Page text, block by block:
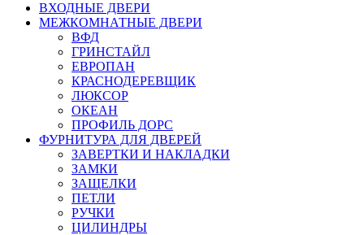
ВХОДНЫЕ ДВЕРИ
МЕЖКОМНАТНЫЕ ДВЕРИ
ВФД
ГРИНСТАЙЛ
ЕВРОПАН
КРАСНОДЕРЕВЩИК
ЛЮКСОР
ОКЕАН
ПРОФИЛЬ ДОРС
ФУРНИТУРА ДЛЯ ДВЕРЕЙ
ЗАВЕРТКИ И НАКЛАДКИ
ЗАМКИ
ЗАЩЕЛКИ
ПЕТЛИ
РУЧКИ
ЦИЛИНДРЫ